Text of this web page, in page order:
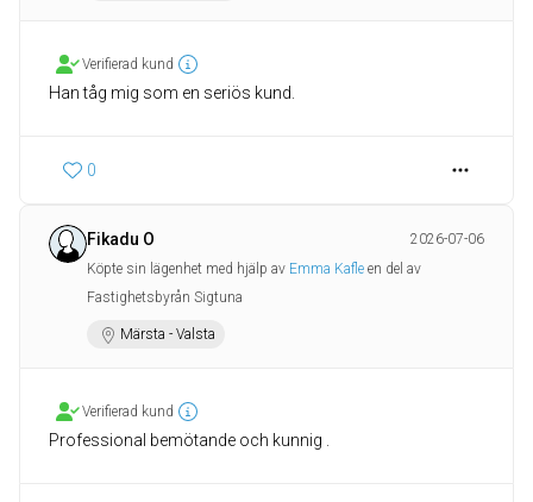
Verifierad kund
Han tåg mig som en seriös kund.
0
Fikadu O
2026-07-06
Köpte sin lägenhet med hjälp av Emma Kafle en del av
Fastighetsbyrån Sigtuna
Märsta - Valsta
Verifierad kund
Professional bemötande och kunnig .